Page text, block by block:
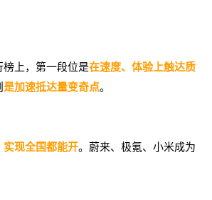
上，第一段位是在速度、体验上触达质
是加速抵达量变奇点。
实现全国都能开。蔚来、极氪、小米成为